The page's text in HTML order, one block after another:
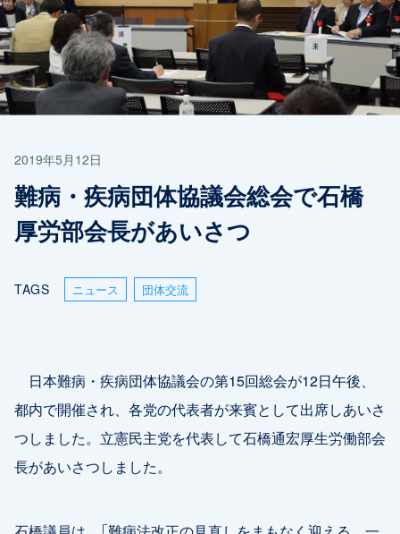
2019年5月12日
難病・疾病団体協議会総会で石橋
厚労部会長があいさつ
TAGS ニュース 団体交流
日本難病・疾病団体協議会の第15回総会が12日午後、
都内で開催され、各党の代表者が来賓として出席しあいさ
つしました。立憲民主党を代表して石橋通宏厚生労働部会
長があいさつしました。